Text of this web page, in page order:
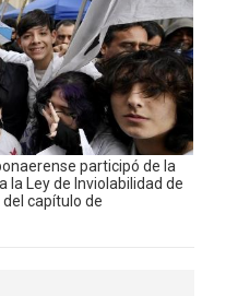
participó de la
Ley de Inviolabilidad de
capítulo de